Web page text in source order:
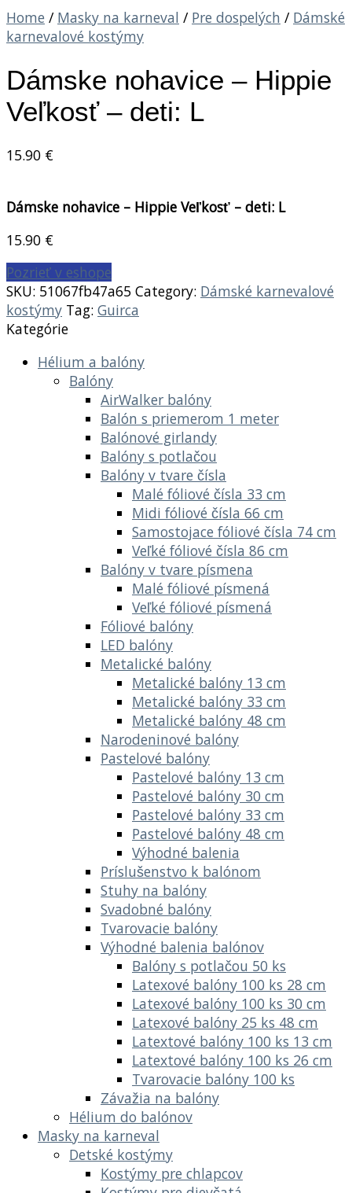
Home / Masky na karneval / Pre dospelých / Dámské
karnevalové kostýmy
Dámske nohavice – Hippie
Veľkosť – deti: L
15.90 €
Dámske nohavice – Hippie Veľkosť – deti: L
15.90 €
Pozrieť v eshope
SKU: 51067fb47a65 Category: Dámské karnevalové
kostýmy Tag: Guirca
Kategórie
Hélium a balóny
Balóny
AirWalker balóny
Balón s priemerom 1 meter
Balónové girlandy
Balóny s potlačou
Balóny v tvare čísla
Malé fóliové čísla 33 cm
Midi fóliové čísla 66 cm
Samostojace fóliové čísla 74 cm
Veľké fóliové čísla 86 cm
Balóny v tvare písmena
Malé fóliové písmená
Veľké fóliové písmená
Fóliové balóny
LED balóny
Metalické balóny
Metalické balóny 13 cm
Metalické balóny 33 cm
Metalické balóny 48 cm
Narodeninové balóny
Pastelové balóny
Pastelové balóny 13 cm
Pastelové balóny 30 cm
Pastelové balóny 33 cm
Pastelové balóny 48 cm
Výhodné balenia
Príslušenstvo k balónom
Stuhy na balóny
Svadobné balóny
Tvarovacie balóny
Výhodné balenia balónov
Balóny s potlačou 50 ks
Latexové balóny 100 ks 28 cm
Latexové balóny 100 ks 30 cm
Latexové balóny 25 ks 48 cm
Latextové balóny 100 ks 13 cm
Latextové balóny 100 ks 26 cm
Tvarovacie balóny 100 ks
Závažia na balóny
Hélium do balónov
Masky na karneval
Detské kostýmy
Kostýmy pre chlapcov